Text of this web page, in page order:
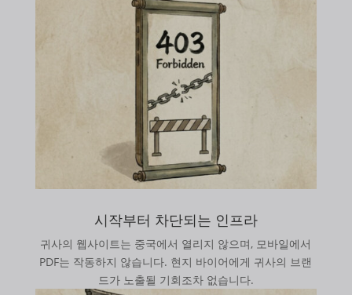
시작부터 차단되는 인프라
귀사의 웹사이트는 중국에서 열리지 않으며, 모바일에서
PDF는 작동하지 않습니다. 현지 바이어에게 귀사의 브랜
드가 노출될 기회조차 없습니다.